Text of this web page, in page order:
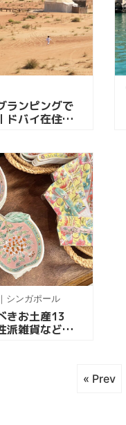
ランピングで
ドバイ在住者
シンガポール
きお土産13
派雑貨など｜
« Prev